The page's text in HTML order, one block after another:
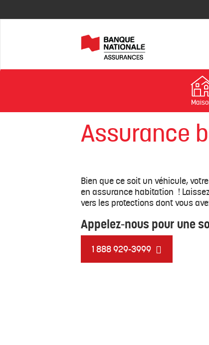
Assurance
Bien que ce soit un véhicule,
en assurance habitation !
vers les protections dont vous
Appelez-nous pour une
1 888 929-3999